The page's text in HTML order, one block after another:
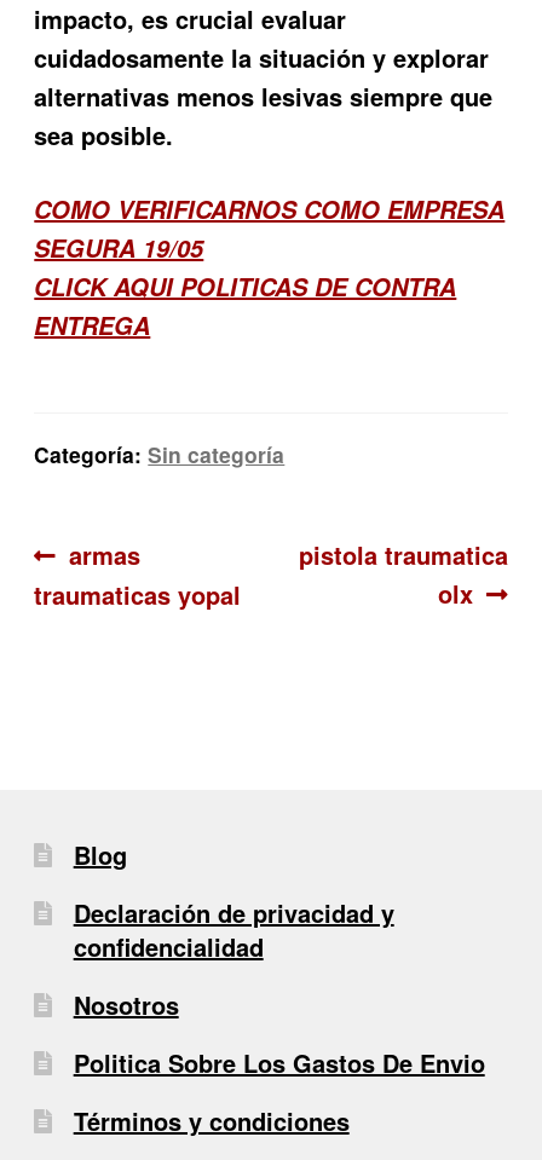
impacto, es crucial evaluar
cuidadosamente la situación y explorar
alternativas menos lesivas siempre que
sea posible.
COMO VERIFICARNOS COMO EMPRESA
SEGURA 19/05
CLICK AQUI POLITICAS DE CONTRA
ENTREGA
Categoría:Sin categoría
Navegación
de
Anterior:
armas
traumaticas yopal
Siguiente:
pistola traumatica
olx
Blog
Declaración de privacidad y
confidencialidad
Nosotros
Politica Sobre Los Gastos De Envio
Términos y condiciones